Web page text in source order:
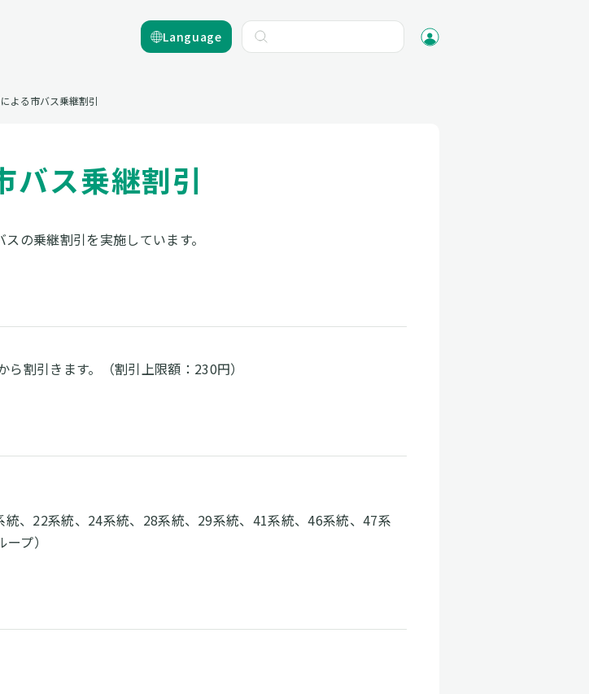
Language
よる市バス乗継割引
バス乗継割引
の乗継割引を実施しています。
割引きます。（割引上限額：230円）
、22系統、24系統、28系統、29系統、41系統、46系統、47系
プ）